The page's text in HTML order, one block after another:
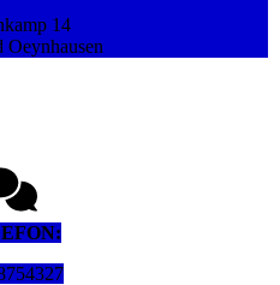
14
Oeynhausen